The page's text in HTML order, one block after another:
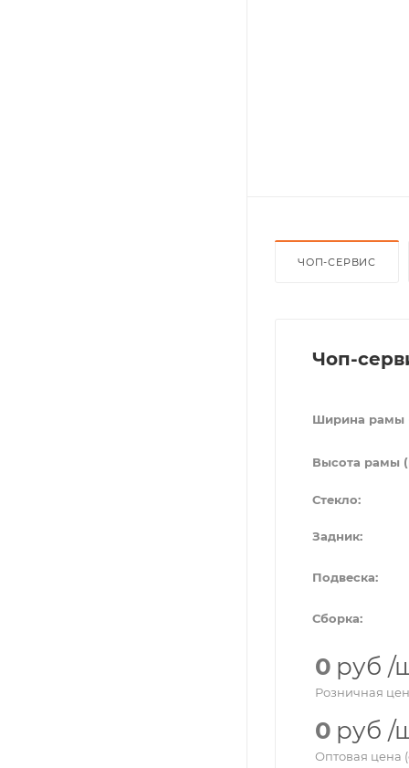
ЧОП-СЕРВИС
Чоп-
Ширина рамы
Высота рамы
Стекло:
Задник:
Подвеска:
Сборка:
0 руб /
Розничная
0 руб /
Оптовая цена